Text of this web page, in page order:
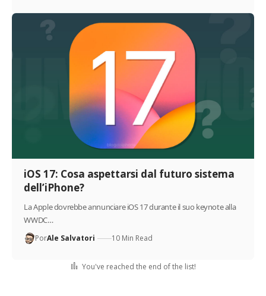
iOS 17: Cosa aspettarsi dal futuro sistema
dell’iPhone?
La Apple dovrebbe annunciare iOS 17 durante il suo keynote alla
WWDC…
PorAle Salvatori 10 Min Read
You've reached the end of the list!